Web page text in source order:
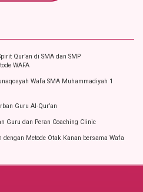
Qur’an di SMA dan SMP
WAFA
Wafa SMA Muhammadiyah 1
Guru Al-Qur’an
Guru dan Peran Coaching Clinic
dengan Metode Otak Kanan bersama Wafa